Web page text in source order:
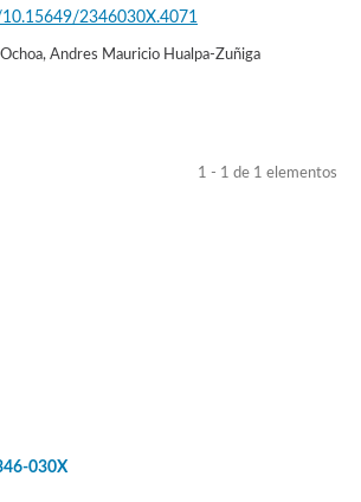
2346030X.4071
Andres Mauricio Hualpa-Zuñiga
1 - 1 de 1 elementos
030X